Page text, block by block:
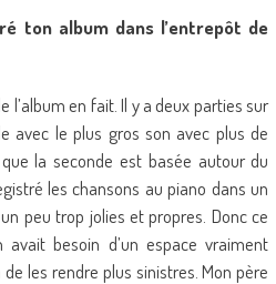
ton album dans l’entrepôt de
l’album en fait. Il y a deux parties sur
avec le plus gros son avec plus de
la seconde est basée autour du
les chansons au piano dans un
peu trop jolies et propres. Donc ce
avait besoin d’un espace vraiment
les rendre plus sinistres. Mon père